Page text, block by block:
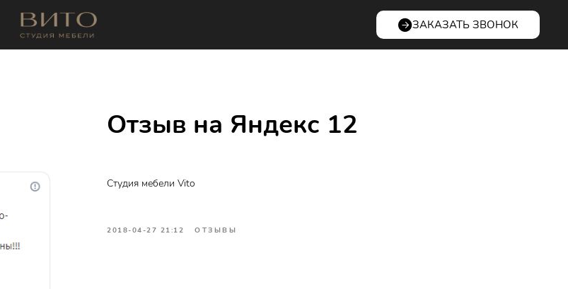
ЗАКАЗАТЬ ЗВОНОК
Отзыв на Яндекс 12
Cтудия мебели Vito
2018-04-27 21:12 ОТЗЫВЫ